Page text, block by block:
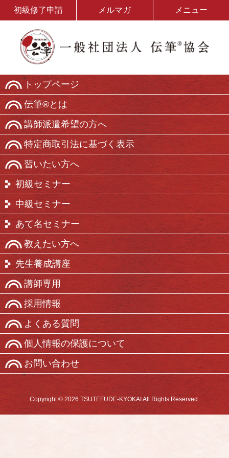
初級修了申請 メルマガ メニュー
トップページ
伝筆®とは
講師派遣希望の方へ
特定商取引法に基づく表示
習いたい方へ
初級セミナー
中級セミナー
あて名セミナー
教えたい方へ
先生養成講座
講師専用
採用情報
よくある質問
個人情報の保護について
お問い合わせ
Copyright © 2026 TSUTEFUDE-KYOKAI All Rights Reserved.